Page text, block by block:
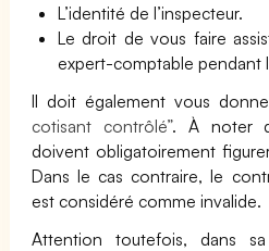
L’identité de l’inspecteur.
Le droit de vous faire
expert-comptable pendant
Il doit également vous
cotisant contrôlé”. À noter
doivent obligatoirement
Dans le cas contraire, le
est considéré comme invalide.
Attention toutefois, dans